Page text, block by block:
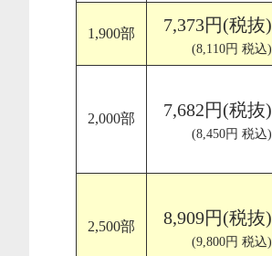
1,900部 7,373円(税抜)
(8,110円 税込)
2,000部 7,682円(税抜)
(8,450円 税込)
2,500部 8,909円(税抜)
(9,800円 税込)